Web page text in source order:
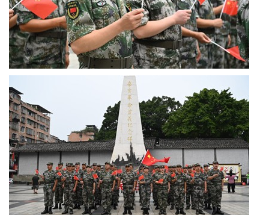
信
息
天
育
天
府
银